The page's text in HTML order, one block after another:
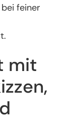
feiner
mit